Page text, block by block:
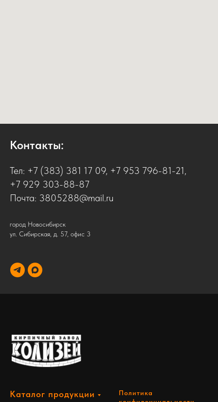
Контакты:
Тел: +7 (383) 381 17 09, +7 953 796-81-21,
+7 929 303-88-87
Почта: 3805288@mail.ru
город Новосибирск
ул. Сибирская, д. 57, офис 3
Каталог продукции
Политика